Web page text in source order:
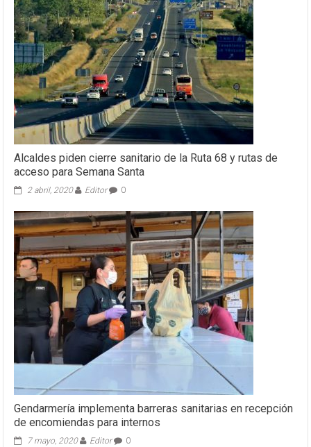
Alcaldes piden cierre sanitario de la Ruta 68 y rutas de
acceso para Semana Santa
2 abril, 2020 Editor 0
Gendarmería implementa barreras sanitarias en recepción
de encomiendas para internos
7 mayo, 2020 Editor 0